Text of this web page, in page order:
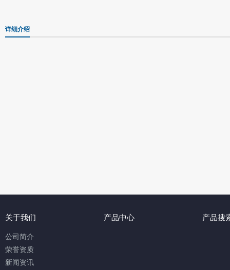
详细介绍
关于我们
公司简介
荣誉资质
新闻资讯
产品中心 产品搜